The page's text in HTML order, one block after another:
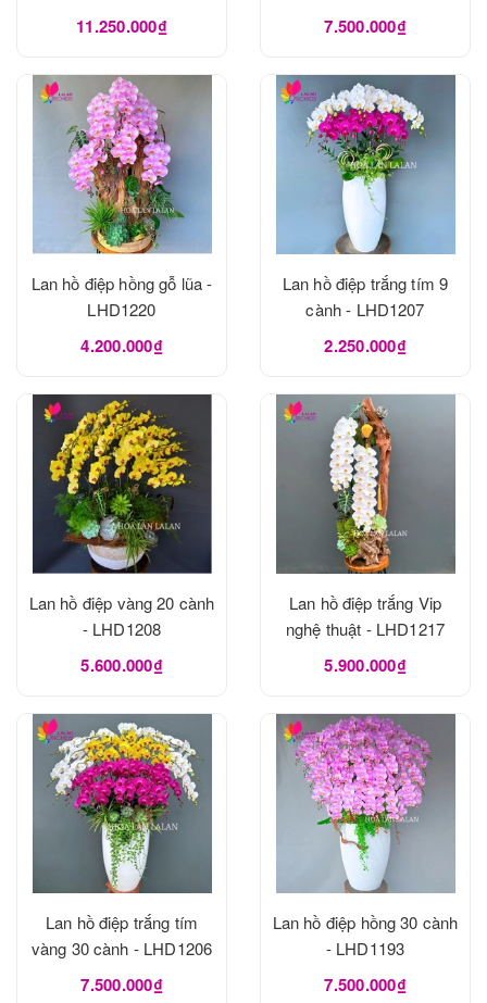
11.250.000₫ 7.500.000₫
Lan hồ điệp hồng gỗ lũa -
LHD1220
4.200.000₫
Lan hồ điệp trắng tím 9
cành - LHD1207
2.250.000₫
Lan hồ điệp vàng 20 cành
- LHD1208
5.600.000₫
Lan hồ điệp trắng Vip
nghệ thuật - LHD1217
5.900.000₫
Lan hồ điệp trắng tím
vàng 30 cành - LHD1206
7.500.000₫
Lan hồ điệp hồng 30 cành
- LHD1193
7.500.000₫